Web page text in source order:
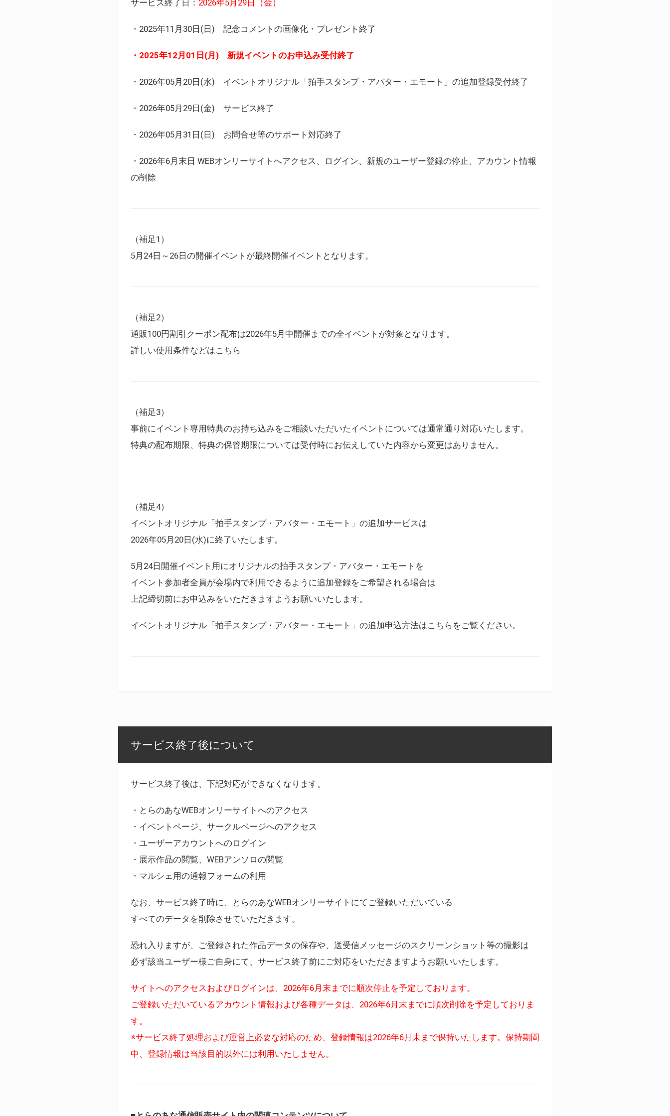
サービス終了日： 2026年5月29日（金）
・2025年11月30日(日) 記念コメントの画像化・プレゼント終了
・2025年12月01日(月) 新規イベントのお申込み受付終了
・2026年05月20日(水) イベントオリジナル「拍手スタンプ・アバター・エモート」の追加登録受付終了
・2026年05月29日(金) サービス終了
・2026年05月31日(日) お問合せ等のサポート対応終了
・2026年6月末日 WEBオンリーサイトへアクセス、ログイン、新規のユーザー登録の停止、アカウント情報
の削除
（補足1）
5月24日～26日の開催イベントが最終開催イベントとなります。
（補足2）
通販100円割引クーポン配布は2026年5月中開催までの全イベントが対象となります。
詳しい使用条件などはこちら
（補足3）
事前にイベント専用特典のお持ち込みをご相談いただいたイベントについては通常通り対応いたします。
特典の配布期限、特典の保管期限については受付時にお伝えしていた内容から変更はありません。
（補足4）
イベントオリジナル「拍手スタンプ・アバター・エモート」の追加サービスは
2026年05月20日(水)に終了いたします。
5月24日開催イベント用にオリジナルの拍手スタンプ・アバター・エモートを
イベント参加者全員が会場内で利用できるように追加登録をご希望される場合は
上記締切前にお申込みをいただきますようお願いいたします。
イベントオリジナル「拍手スタンプ・アバター・エモート」の追加申込方法はこちら をご覧ください。
サービス終了後について
サービス終了後は、下記対応ができなくなります。
・とらのあなWEBオンリーサイトへのアクセス
・イベントページ、サークルページへのアクセス
・ユーザーアカウントへのログイン
・展示作品の閲覧、WEBアンソロの閲覧
・マルシェ用の通報フォームの利用
なお、サービス終了時に、とらのあなWEBオンリーサイトにてご登録いただいている
すべてのデータを削除させていただきます。
恐れ入りますが、ご登録された作品データの保存や、送受信メッセージのスクリーンショット等の撮影は
必ず該当ユーザー様ご自身にて、サービス終了前にご対応をいただきますようお願いいたします。
サイトへのアクセスおよびログインは、2026年6月末までに順次停止を予定しております。
ご登録いただいているアカウント情報および各種データは、2026年6月末までに順次削除を予定しておりま
す。
※サービス終了処理および運営上必要な対応のため、登録情報は2026年6月末まで保持いたします。保持期間
中、登録情報は当該目的以外には利用いたしません。